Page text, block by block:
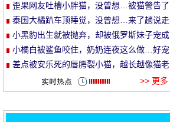
et
了！
歪果网友吐槽小胖猫，没曾想…被猫警告了
哈哈哈
泰国大橘趴车顶睡觉，没曾想…来了趟说走
就走的旅行哈哈哈！
小黑豹出生就被抛弃，却被俄罗斯妹子宠成
了铁憨憨！
小橘白被鲨鱼咬住，奶奶连夜这么做…好宠
溺！
差点被安乐死的唇腭裂小猫，越长越像猫老
>> 更多